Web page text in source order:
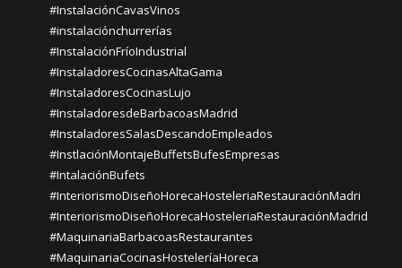
#InstalaciónCavasVinos
#instalaciónchurrerías
#InstalaciónFríoIndustrial
#InstaladoresCocinasAltaGama
#InstaladoresCocinasLujo
#InstaladoresdeBarbacoasMadrid
#InstaladoresSalasDescandoEmpleados
#InstlaciónMontajeBuffetsBufesEmpresas
#IntalaciónBufets
#InteriorismoDiseñoHorecaHosteleriaRestauraciónMadri
#InteriorismoDiseñoHorecaHosteleriaRestauraciónMadrid
#MaquinariaBarbacoasRestaurantes
#MaquinariaCocinasHosteleríaHoreca